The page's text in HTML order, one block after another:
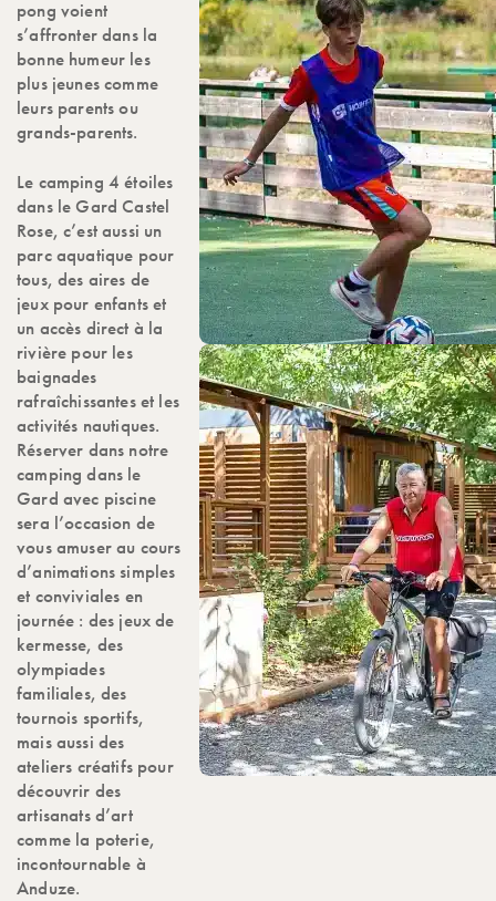
pong voient
s’affronter dans la
bonne humeur les
plus jeunes comme
leurs parents ou
grands-parents.
Le camping 4 étoiles
dans le Gard Castel
Rose, c’est aussi un
parc aquatique pour
tous, des aires de
jeux pour enfants et
un accès direct à la
rivière pour les
baignades
rafraîchissantes et les
activités nautiques.
Réserver dans notre
camping dans le
Gard avec piscine
sera l’occasion de
vous amuser au cours
d’animations simples
et conviviales en
journée : des jeux de
kermesse, des
olympiades
familiales, des
tournois sportifs,
mais aussi des
ateliers créatifs pour
découvrir des
artisanats d’art
comme la poterie,
incontournable à
Anduze.